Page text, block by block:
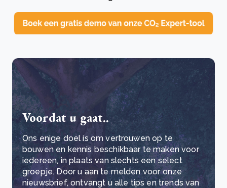
Voordat u gaat..
Ons enige doel is om vertrouwen op te
bouwen en kennis beschikbaar te maken voor
iedereen, in plaats van slechts een select
groepje. Door u aan te melden voor onze
nieuwsbrief, ontvangt u alle tips en trends van